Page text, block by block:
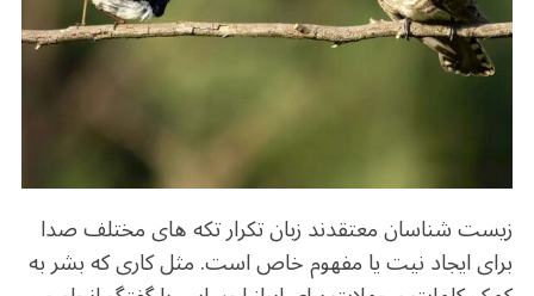
o
k p
زیست شناسان معتقدند زبان تکرار تکه های مختلف صدا
برای ایجاد نیت یا مفهوم خاص است. مثل کاری که بشر به